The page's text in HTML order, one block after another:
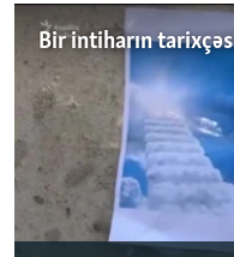
MULTIMEDIA
VIDEO
FOTOQALEREYA
İNFOQRAFIKA
KARIKATURA
RADIO ARXIV
OXU ZALI
AZƏRBAYCAN ƏDƏBIYYATI
İSLAM VƏ DEMOKRATIYA
İZ - MƏDƏNIYYƏT PROQRAMI
HAQQIMIZDA
MISSIYAMIZ
PEŞƏ ETIKASI VƏ
MATERIALLARIMIZDAN
BIZI IZLƏ
No media